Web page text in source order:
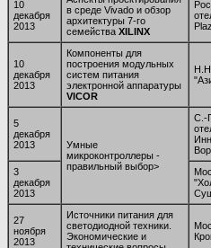
10
декабря
2013
в среде Vivado и обзор
архитектуры 7-го
семейства XILINX
10
декабря
2013
Компоненты для
построения модульных
систем питания
электронной аппаратуры
VICOR
5
декабря
2013
Умные
микроконтроллеры -
правильный выбор>
С.-
3
декабря
2013
27
ноября
2013
Источники питания для
светодиодной техники.
Экономические и